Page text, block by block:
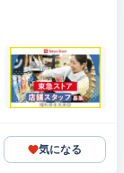
気になる